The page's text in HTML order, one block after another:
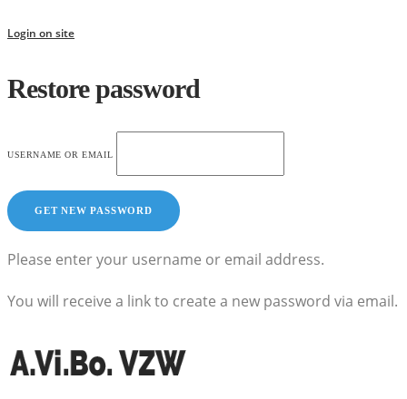
Login on site
Restore password
USERNAME OR EMAIL
Please enter your username or email address.
You will receive a link to create a new password via email.